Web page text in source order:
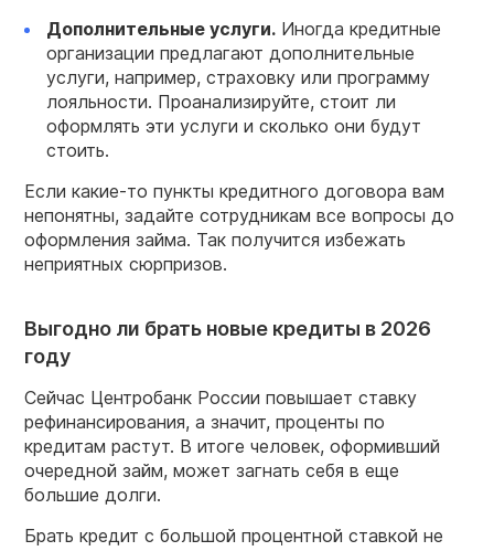
Дополнительные услуги. Иногда кредитные
организации предлагают дополнительные
услуги, например, страховку или программу
лояльности. Проанализируйте, стоит ли
оформлять эти услуги и сколько они будут
стоить.
Если какие-то пункты кредитного договора вам
непонятны, задайте сотрудникам все вопросы до
оформления займа. Так получится избежать
неприятных сюрпризов.
Выгодно ли брать новые кредиты в 2026
году
Сейчас Центробанк России повышает ставку
рефинансирования, а значит, проценты по
кредитам растут. В итоге человек, оформивший
очередной займ, может загнать себя в еще
большие долги.
Брать кредит с большой процентной ставкой не